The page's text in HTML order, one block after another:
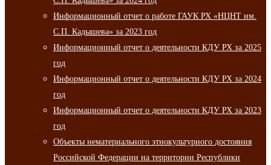
Информационный отчет о работе ГАУК РХ «НЦНТ им.
С.П. Кадышева» за 2023 год
Информационный отчет о деятельности КДУ РХ за 2025
год
Информационный отчет о деятельности КДУ РХ за 2024
год
Информационный отчет о деятельности КДУ РХ за 2023
год
Объекты нематериального этнокультурного достояния
Российской Федерации на территории Республики